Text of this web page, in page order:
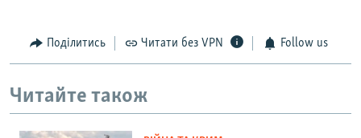
Поділитись Читати без VPN Follow us
Читайте також